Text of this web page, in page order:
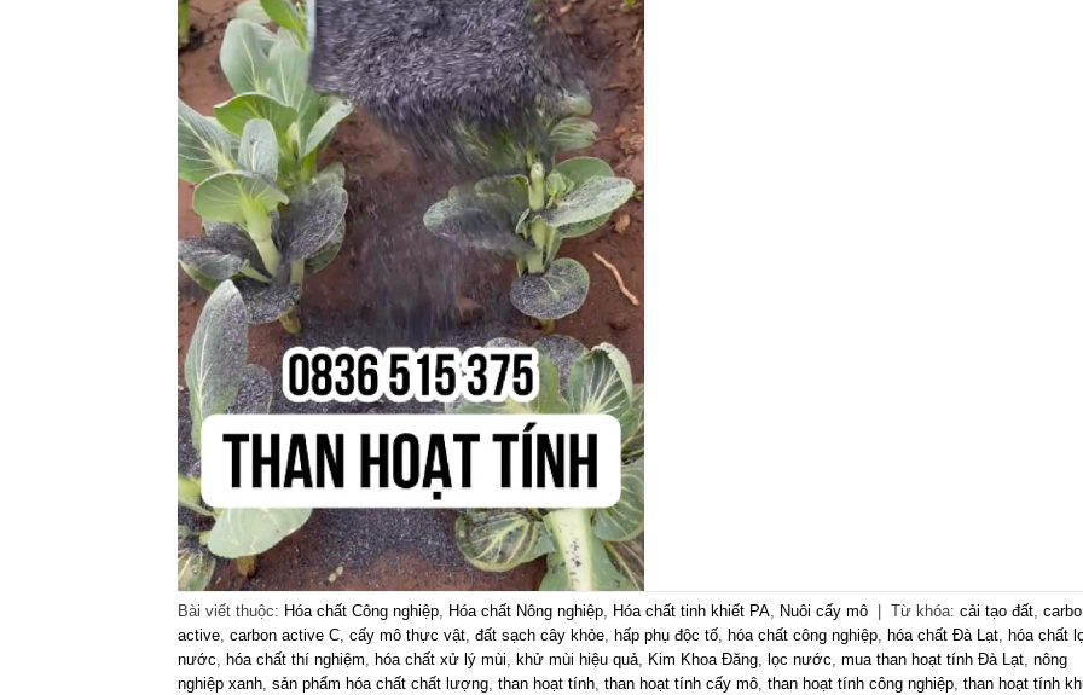
Bài viết thuộc: Hóa chất Công nghiệp, Hóa chất Nông nghiệp, Hóa chất tinh khiết PA, Nuôi cấy mô Từ khóa: cải tạo đất,
active, carbon active C, cấy mô thực vật, đất sạch cây khỏe, hấp phụ độc tố, hóa chất công nghiệp, hóa chất Đà Lạt, hóa chất
nước, hóa chất thí nghiệm, hóa chất xử lý mùi, khử mùi hiệu quả, Kim Khoa Đăng, lọc nước, mua than hoạt tính Đà Lạt, nông
nghiệp xanh, sản phẩm hóa chất chất lượng, than hoạt tính, than hoạt tính cấy mô, than hoạt tính công nghiệp, than hoạt tính